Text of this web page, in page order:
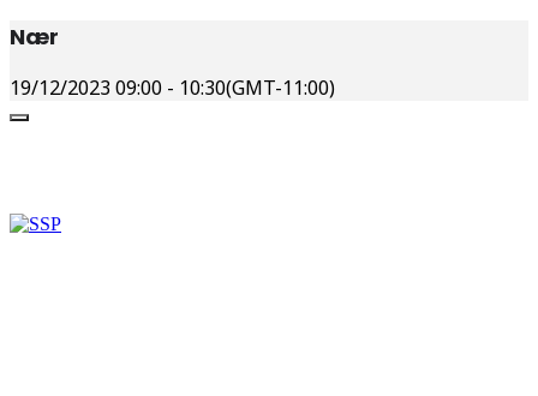
Nær
19/12/2023 09:00 - 10:30(GMT-11:00)